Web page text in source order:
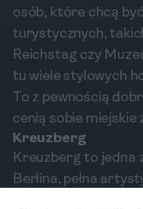
osób, które chcą
turystycznych,
Reichstag czy
tu wiele stylowych
To z pewnością
cenią sobie miejskie
Kreuzberg
Kreuzberg to jedna
Berlina, pełna
różnorodnych opcji